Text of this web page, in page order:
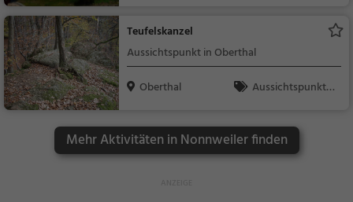
Teufelskanzel
Aussichtspunkt in Oberthal
Oberthal
Aussichtspunkt, F
r
Mehr Aktivitäten in Nonnweiler finden